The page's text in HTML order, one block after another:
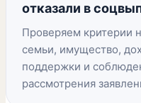
отказали в
Проверяем критерии
семьи, имущество,
поддержки и
рассмотрения